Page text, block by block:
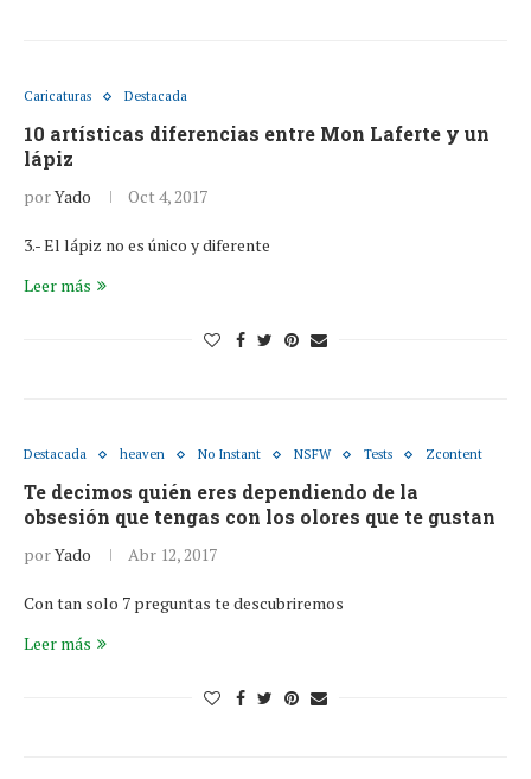
Caricaturas Destacada
10 artísticas diferencias entre Mon Laferte y un
lápiz
porYado Oct 4, 2017
3.- El lápiz no es único y diferente
Leer más
Destacada heaven No Instant NSFW Tests Zcontent
Te decimos quién eres dependiendo de la
obsesión que tengas con los olores que te gustan
porYado Abr 12, 2017
Con tan solo 7 preguntas te descubriremos
Leer más